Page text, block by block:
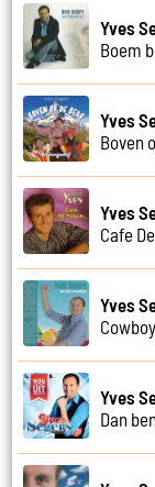
Yves
Boem
Yves
Boven
Yves
Cafe
Yves
Yves
Dan